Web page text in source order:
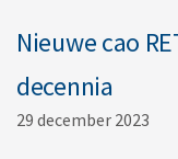
Nieuwe cao
decennia
29 december 2023